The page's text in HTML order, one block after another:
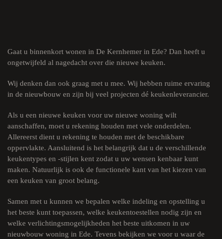
Gaat u binnenkort wonen in De Kernhemer in Ede? Dan heeft u
ongetwijfeld al nagedacht over die nieuwe keuken.
Wij denken dan ook graag met u mee. Wij hebben ruime ervaring
in de nieuwbouw en zijn bij veel projecten dé keukenleverancier.
Als u een nieuwe keuken voor uw nieuwe woning wilt
aanschaffen, moet u rekening houden met vele onderdelen.
Allereerst dient u rekening te houden met de beschikbare
oppervlakte. Aansluitend is het belangrijk dat u de verschillende
keukentypes en -stijlen kent zodat u uw wensen kenbaar kunt
maken. Natuurlijk is ook de functionele kant van het kiezen van
een keuken van groot belang.
Samen met u kunnen we bepalen welke indeling en opstelling u
het beste kunt toepassen, welke keukentoestellen nodig zijn en
welke verlichtingsmogelijkheden het beste uitkomen in uw
nieuwbouw woning in Ede. Tevens bekijken we voor u waar de